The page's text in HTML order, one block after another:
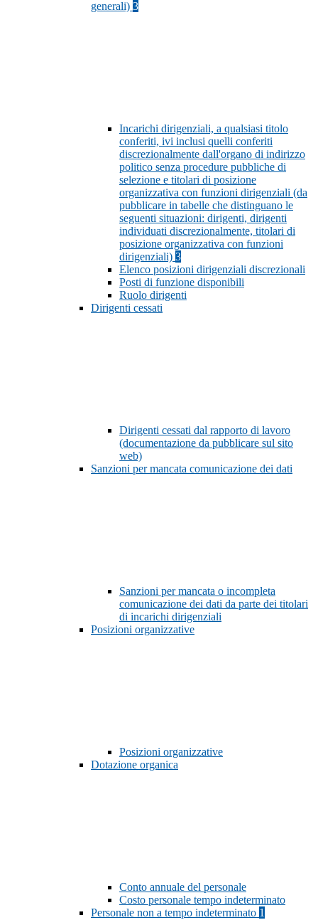
generali) 3
Incarichi dirigenziali, a qualsiasi titolo
conferiti, ivi inclusi quelli conferiti
discrezionalmente dall'organo di indirizzo
politico senza procedure pubbliche di
selezione e titolari di posizione
organizzativa con funzioni dirigenziali (da
pubblicare in tabelle che distinguano le
seguenti situazioni: dirigenti, dirigenti
individuati discrezionalmente, titolari di
posizione organizzativa con funzioni
dirigenziali) 3
Elenco posizioni dirigenziali discrezionali
Posti di funzione disponibili
Ruolo dirigenti
Dirigenti cessati
Dirigenti cessati dal rapporto di lavoro
(documentazione da pubblicare sul sito
web)
Sanzioni per mancata comunicazione dei dati
Sanzioni per mancata o incompleta
comunicazione dei dati da parte dei titolari
di incarichi dirigenziali
Posizioni organizzative
Posizioni organizzative
Dotazione organica
Conto annuale del personale
Costo personale tempo indeterminato
Personale non a tempo indeterminato 1